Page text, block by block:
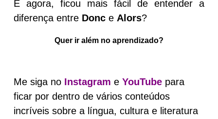
E agora, ficou mais fácil de entender a
diferença entre Donc e Alors?
Quer ir além no aprendizado?
Me siga no Instagram e YouTube para
ficar por dentro de vários conteúdos
incríveis sobre a língua, cultura e literatura